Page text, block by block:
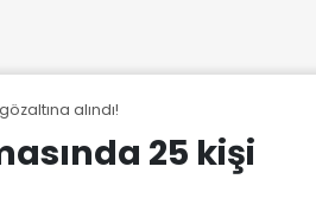
alındı!
25 kişi